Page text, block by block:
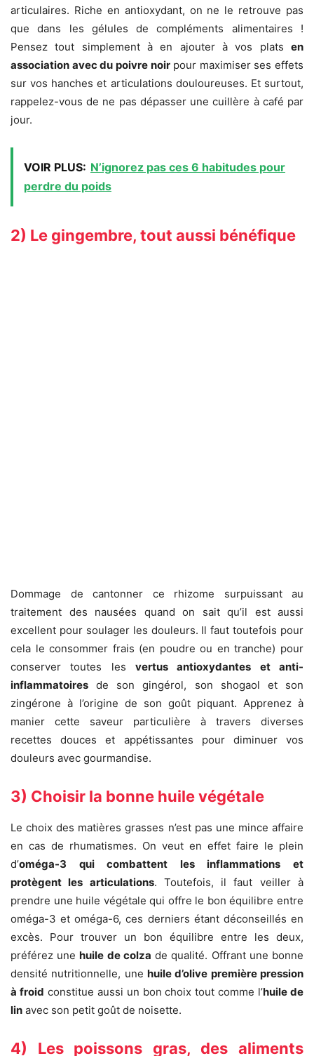
articulaires. Riche en antioxydant, on ne le retrouve pas
que dans les gélules de compléments alimentaires !
Pensez tout simplement à en ajouter à vos plats en
association avec du poivre noirpour maximiser ses effets
sur vos hanches et articulations douloureuses. Et surtout,
rappelez-vous de ne pas dépasser une cuillère à café par
jour.
VOIR PLUS: N’ignorez pas ces 6 habitudes pour
perdre du poids
2) Le gingembre, tout aussi bénéfique
Dommage de cantonner ce rhizome surpuissant au
traitement des nausées quand on sait qu’il est aussi
excellent pour soulager les douleurs. Il faut toutefois pour
cela le consommer frais (en poudre ou en tranche) pour
conserver toutes les vertus antioxydantes et anti-
inflammatoires de son gingérol, son shogaol et son
zingérone à l’origine de son goût piquant. Apprenez à
manier cette saveur particulière à travers diverses
recettes douces et appétissantes pour diminuer vos
douleurs avec gourmandise.
3) Choisir la bonne huile végétale
Le choix des matières grasses n’est pas une mince affaire
en cas de rhumatismes. On veut en effet faire le plein
d’oméga-3 qui combattent les inflammations et
protègent les articulations. Toutefois, il faut veiller à
prendre une huile végétale qui offre le bon équilibre entre
oméga-3 et oméga-6, ces derniers étant déconseillés en
excès. Pour trouver un bon équilibre entre les deux,
préférez unehuile de colza de qualité. Offrant une bonne
densité nutritionnelle, une huile d’olive première pression
à froid constitue aussi un bon choix tout comme l’huile de
lin avec son petit goût de noisette.
4) Les poissons gras, des aliments